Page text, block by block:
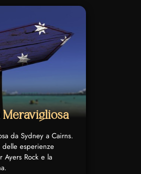
da Sydney a Cairns.
delle esperienze
Ayers Rock e la